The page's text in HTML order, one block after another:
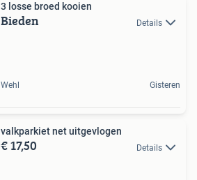
3 losse broed kooien
Bieden Details
Wehl Gisteren
valkparkiet net uitgevlogen
€ 17,50 Details